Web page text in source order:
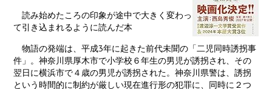
読み始めたころの印象が途中で大きく変わっ
て引き込まれるように読んだ本
物語の発端は、平成3年に起きた前代未聞の「二児同時誘拐事
件」。神奈川県厚木市で小学校６年生の男児が誘拐され、その
翌日に横浜市で４歳の男児が誘拐された。神奈川県警は、誘拐
という時間的に制約が厳しい現在進行形の犯罪に、同時に２つ